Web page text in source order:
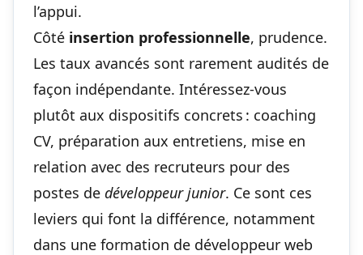
l’appui.
Côté insertion professionnelle, prudence.
Les taux avancés sont rarement audités de
façon indépendante. Intéressez-vous
plutôt aux dispositifs concrets : coaching
CV, préparation aux entretiens, mise en
relation avec des recruteurs pour des
postes de développeur junior. Ce sont ces
leviers qui font la différence, notamment
dans une formation de développeur web